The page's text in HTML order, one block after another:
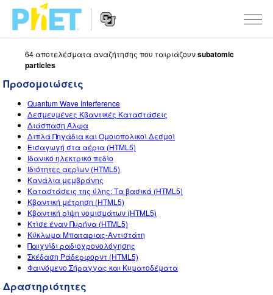
Αναζήτηση
στον
του
PhET
Website
ΠΡΟΣΟΜΟΙΏΣΕΙΣ
All Sims
Φυσική
Μαθηματικά
Χημεία
Επιστήμη της γης
Βιολογία
Μεταφρασμένες προσομοιώσεις
Customizable Sims
STUDIO
About Studio
Customizable Sims
Start a Free Trial
Purchase a License
ΔΙΔΑΣΚΑΛΊΑ
Περιήγηση στις δραστηριότητες
Διαμοιράστε τις δραστηριότητές σας
Activity Contribution Guidelines
Virtual Workshops
Professional Learning with PhET
Teaching with PhET
ΈΡΕΥΝΑ
INITIATIVES
Inclusive Design
PhET Global
Data Fluency
ΣΎΝΔΕΣΗ / ΕΓΓΡΑΦΉ
ΣΎΝΔΕΣΗ / ΕΓΓΡΑΦΉ
64 αποτελέσματα αναζήτησης που ταιριάζουνsubatomic
particles
Προσομοιώσεις
Quantum Wave Interference
Δεσμευμένες Κβαντικές Καταστάσεις
Διάσπαση Άλφα
Διπλά Πηγάδια και Ομοιοπολικοί Δεσμοί
Εισαγωγή στα αέρια (HTML5)
Ιδανικό ηλεκτρικό πεδίο
Ιδιότητες αερίων (HTML5)
Κανάλια μεμβράνης
Καταστάσεις της ύλης: Τα βασικά (HTML5)
Κβαντική μέτρηση (HTML5)
Κβαντική ρίψη νομισμάτων (HTML5)
Κτίσε έναν Πυρήνα (HTML5)
Κύκλωμα Μπαταριας-Αντιστάτη
Παιχνίδι ραδιοχρονολόγησης
Σκέδαση Ράδερφορντ (HTML5)
Φαινόμενο Σήραγγας και Κυματοδέματα
Δραστηριότητες